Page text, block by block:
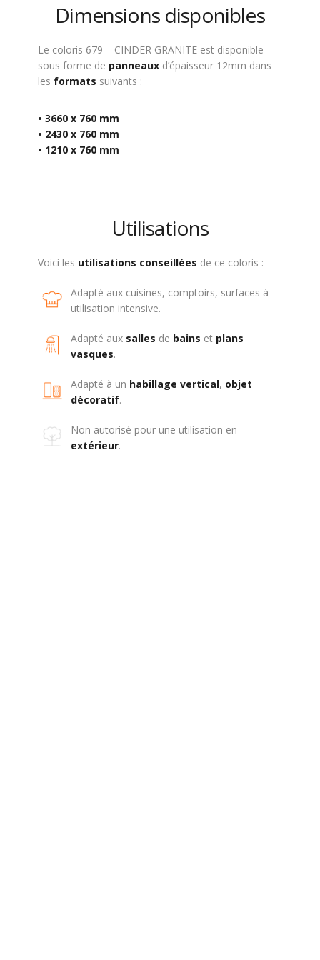
Dimensions disponibles
Le coloris 679 – CINDER GRANITE est disponible
sous forme de panneaux d’épaisseur 12mm dans
les formats suivants :
• 3660 x 760 mm
• 2430 x 760 mm
• 1210 x 760 mm
Utilisations
Voici les utilisations conseillées de ce coloris :
Adapté aux cuisines, comptoirs, surfaces à
utilisation intensive.
Adapté aux salles de bains et plans
vasques.
Adapté à un habillage vertical, objet
décoratif.
Non autorisé pour une utilisation en
extérieur.